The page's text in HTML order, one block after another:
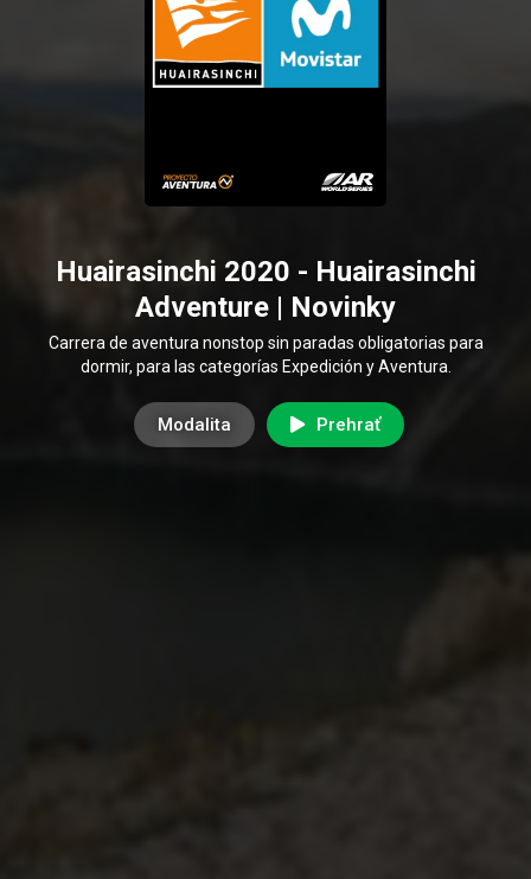
Huairasinchi 2020 - Huairasinchi
Adventure | Novinky
Carrera de aventura nonstop sin paradas obligatorias para
dormir, para las categorías Expedición y Aventura.
Modalita Prehrať